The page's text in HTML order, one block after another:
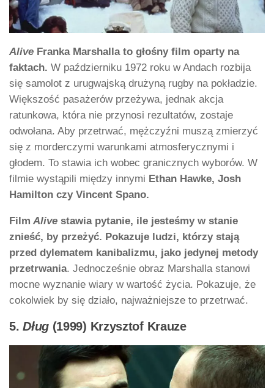
Alive Franka Marshalla to głośny film oparty na
faktach. W październiku 1972 roku w Andach rozbija
się samolot z urugwajską drużyną rugby na pokładzie.
Większość pasażerów przeżywa, jednak akcja
ratunkowa, która nie przynosi rezultatów, zostaje
odwołana. Aby przetrwać, mężczyźni muszą zmierzyć
się z morderczymi warunkami atmosferycznymi i
głodem. To stawia ich wobec granicznych wyborów. W
filmie wystąpili między innymi Ethan Hawke, Josh
Hamilton czy Vincent Spano.
Film Alive stawia pytanie, ile jesteśmy w stanie
znieść, by przeżyć. Pokazuje ludzi, którzy stają
przed dylematem kanibalizmu, jako jedynej metody
przetrwania. Jednocześnie obraz Marshalla stanowi
mocne wyznanie wiary w wartość życia. Pokazuje, że
cokolwiek by się działo, najważniejsze to przetrwać.
5.Dług(1999) Krzysztof Krauze